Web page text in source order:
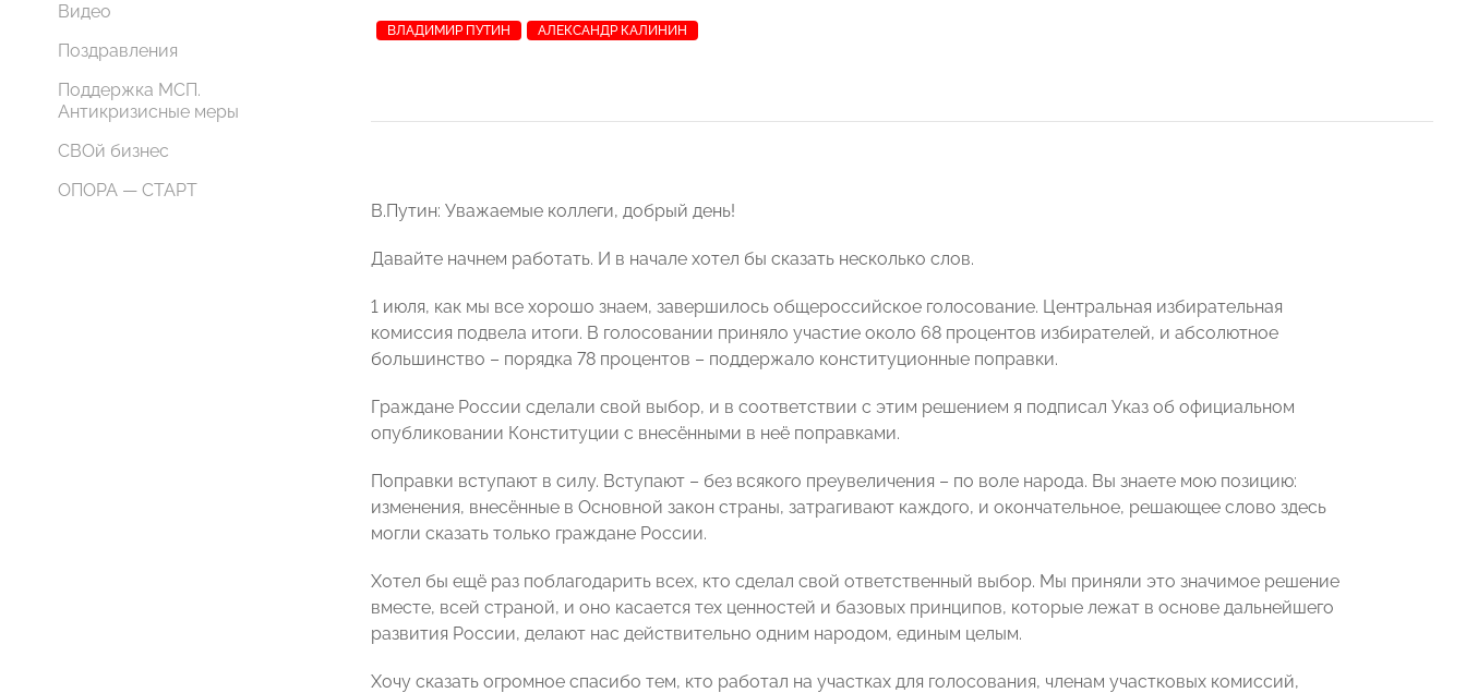
Видео
Поздравления
Поддержка МСП.
Антикризисные меры
СВОй бизнес
ОПОРА — СТАРТ
ВЛАДИМИР ПУТИН АЛЕКСАНДР КАЛИНИН
В.Путин: Уважаемые коллеги, добрый день!
Давайте начнем работать. И в начале хотел бы сказать несколько слов.
1 июля, как мы все хорошо знаем, завершилось общероссийское голосование. Центральная избирательная
комиссия подвела итоги. В голосовании приняло участие около 68 процентов избирателей, и абсолютное
большинство – порядка 78 процентов – поддержало конституционные поправки.
Граждане России сделали свой выбор, и в соответствии с этим решением я подписал Указ об официальном
опубликовании Конституции с внесёнными в неё поправками.
Поправки вступают в силу. Вступают – без всякого преувеличения – по воле народа. Вы знаете мою позицию:
изменения, внесённые в Основной закон страны, затрагивают каждого, и окончательное, решающее слово здесь
могли сказать только граждане России.
Хотел бы ещё раз поблагодарить всех, кто сделал свой ответственный выбор. Мы приняли это значимое решение
вместе, всей страной, и оно касается тех ценностей и базовых принципов, которые лежат в основе дальнейшего
развития России, делают нас действительно одним народом, единым целым.
Хочу сказать огромное спасибо тем, кто работал на участках для голосования, членам участковых комиссий,